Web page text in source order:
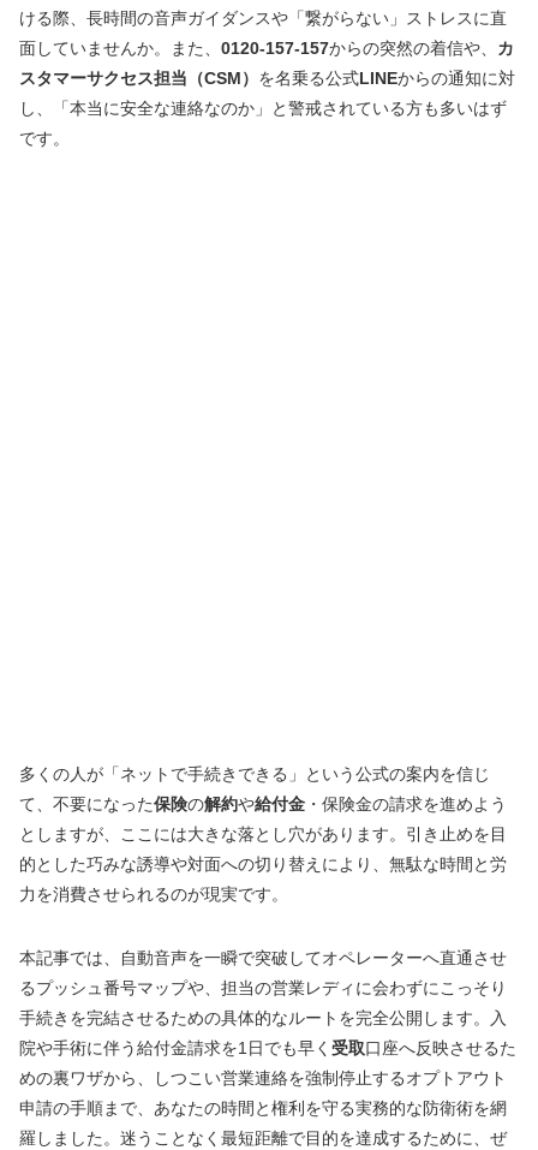
ける際、長時間の音声ガイダンスや「繋がらない」ストレスに直
面していませんか。また、 0120-157-157からの突然の着信や、 カ
スタマーサクセス担当（CSM） を名乗る公式LINEからの通知に対
し、「本当に安全な連絡なのか」と警戒されている方も多いはず
です。
多くの人が「ネットで手続きできる」という公式の案内を信じ
て、不要になった保険の解約や給付金 ・保険金の請求を進めよう
としますが、ここには大きな落とし穴があります。引き止めを目
的とした巧みな誘導や対面への切り替えにより、無駄な時間と労
力を消費させられるのが現実です。
本記事では、自動音声を一瞬で突破してオペレーターへ直通させ
るプッシュ番号マップや、担当の営業レディに会わずにこっそり
手続きを完結させるための具体的なルートを完全公開します。入
院や手術に伴う給付金請求を1日でも早く 受取口座へ反映させるた
めの裏ワザから、しつこい営業連絡を強制停止するオプトアウト
申請の手順まで、あなたの時間と権利を守る実務的な防衛術を網
羅しました。迷うことなく最短距離で目的を達成するために、ぜ